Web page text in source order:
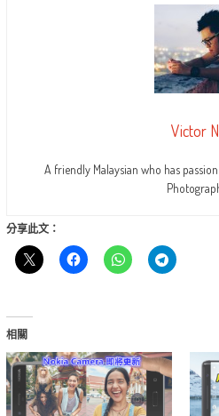
Victor
A friendly Malaysian who has
分享此文：
相關